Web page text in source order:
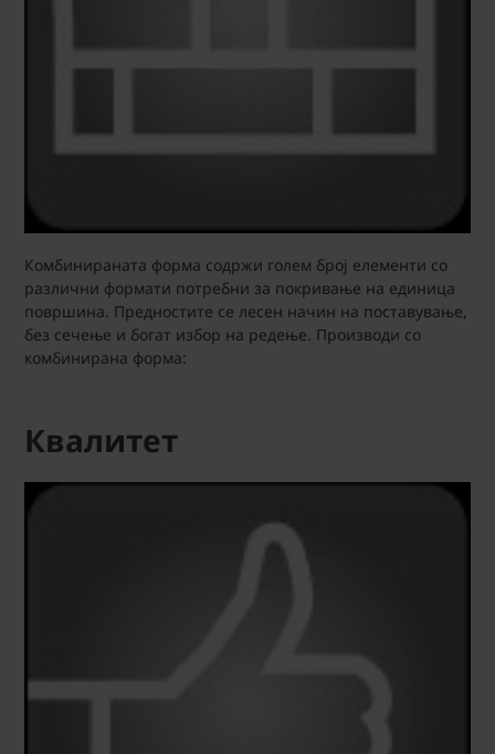
Комбинираната форма содржи голем број елементи со
различни формати потребни за покривање на единица
површина. Предностите се лесен начин на поставување,
без сечење и богат избор на редење. Производи со
комбинирана форма:
Квалитет